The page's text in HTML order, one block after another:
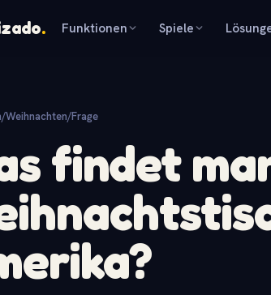
. Funktionen Spiele
/Weihnachten/Frage
findet